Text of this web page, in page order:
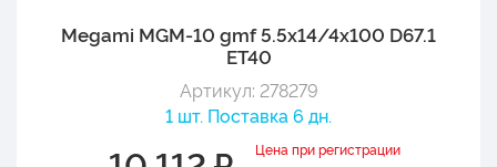
Megami MGM-10 gmf 5.5x14/4x100 D67.1
ET40
Артикул: 278279
1 шт. Поставка 6 дн.
Цена при регистрации